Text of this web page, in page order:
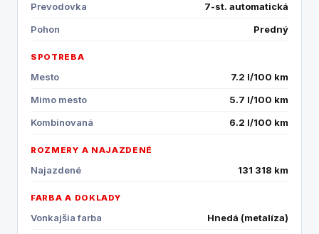
Prevodovka
7-st. automatická
Pohon
Predný
SPOTREBA
Mesto
7.2 l/100 km
Mimo mesto
5.7 l/100 km
Kombinovaná
6.2 l/100 km
ROZMERY A NAJAZDENÉ
Najazdené 131 318 km
FARBA A DOKLADY
Vonkajšia farba
Hnedá (metalíza)